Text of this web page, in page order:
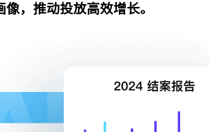
，推动投放高效增长。